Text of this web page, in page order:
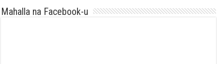
Mahalla na Facebook-u